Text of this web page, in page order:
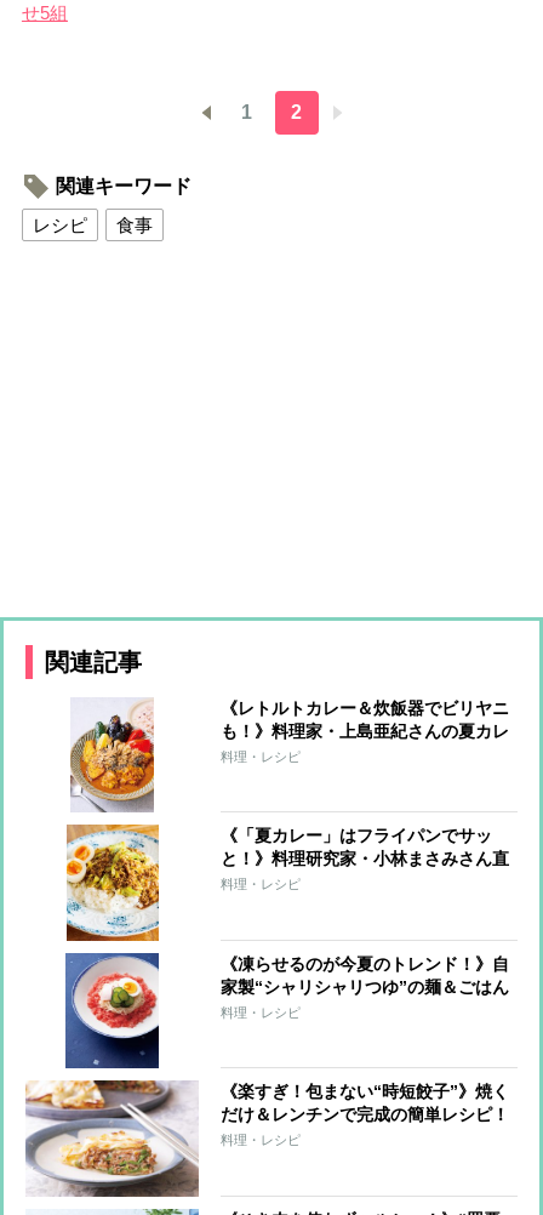
せ5組
1 2
関連キーワード
レシピ
食事
関連記事
《レトルトカレー＆炊飯器でビリヤニ
も！》料理家・上島亜紀さんの夏カレ
ーレシピ
料理・レシピ
《「夏カレー」はフライパンでサッ
と！》料理研究家・小林まさみさん直
伝レシピ
料理・レシピ
《凍らせるのが今夏のトレンド！》自
家製“シャリシャリつゆ”の麺＆ごはん
7レシピ
料理・レシピ
《楽すぎ！包まない“時短餃子”》焼く
だけ＆レンチンで完成の簡単レシピ！
料理・レシピ